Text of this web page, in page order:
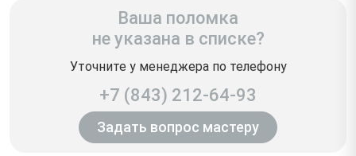
Ваша поломка
не указана в списке?
Уточните у менеджера по телефону
+7 (843) 212-64-93
Задать вопрос мастеру